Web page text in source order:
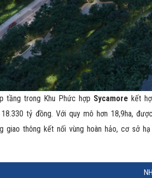
tầng trong Khu Phức hợp Sycamore kết
tỷ đồng. Với quy mô hơn 18,9ha,
giao thông kết nối vùng hoàn hảo, cơ sở